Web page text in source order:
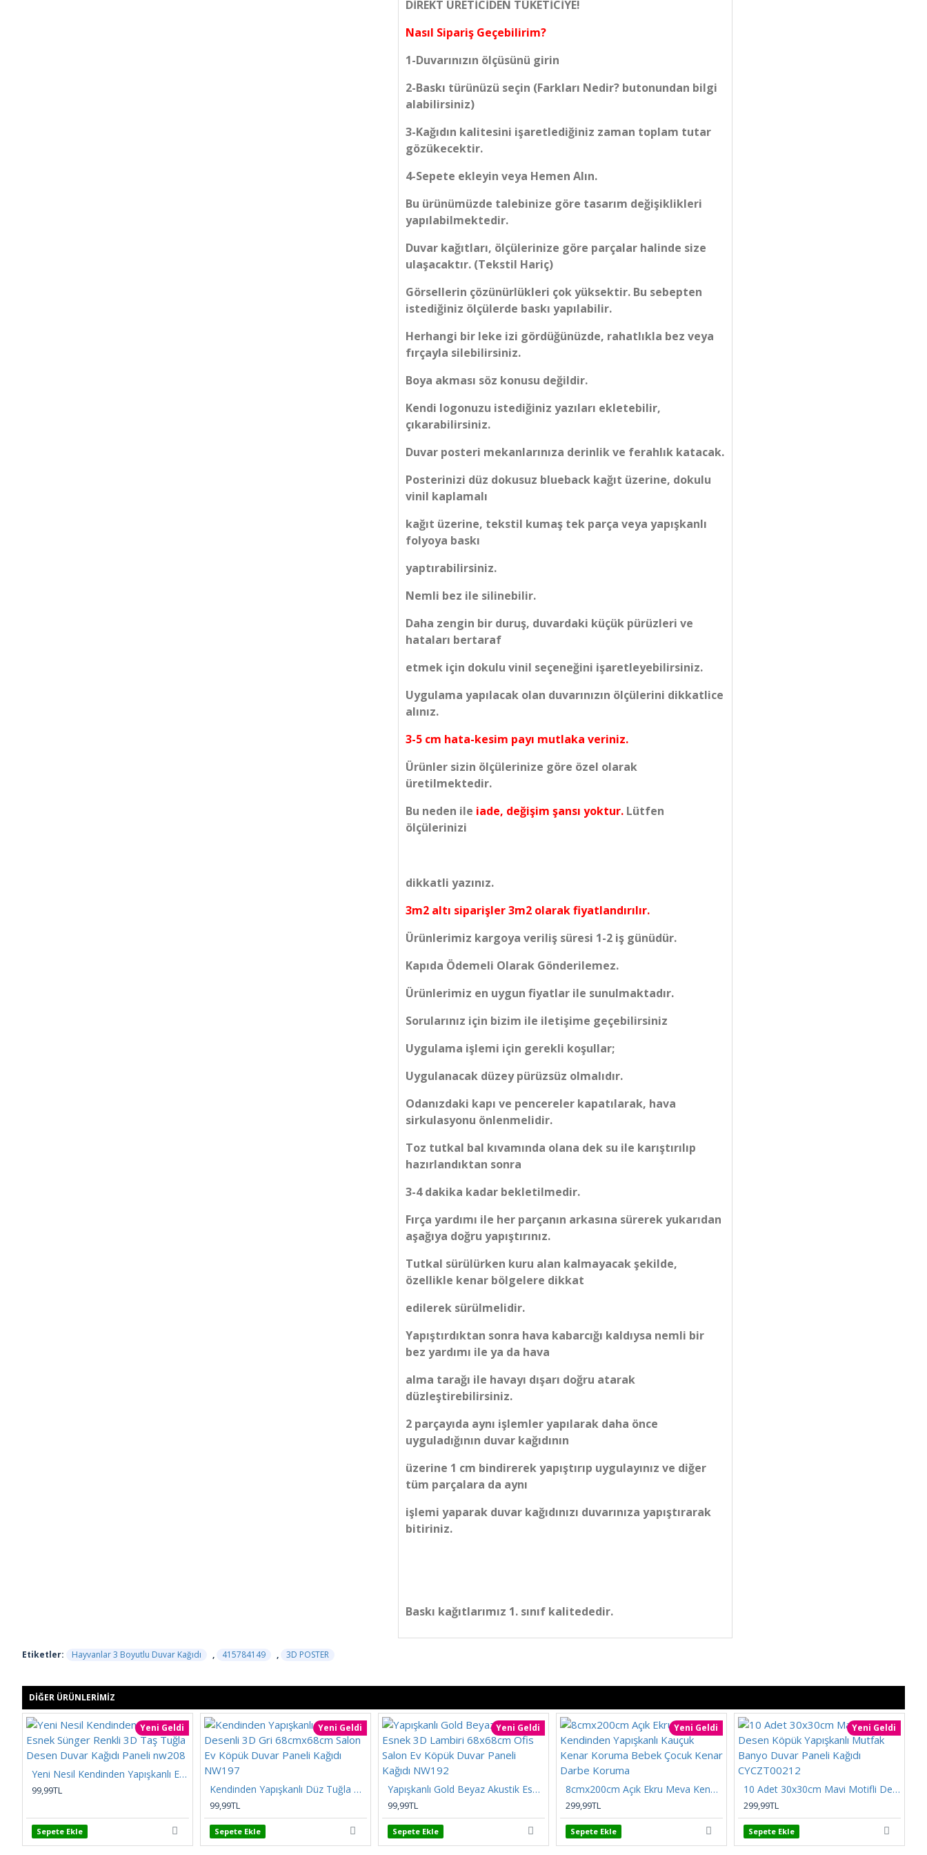
DİREKT ÜRETİCİDEN TÜKETİCİYE!
Nasıl Sipariş Geçebilirim?
1-Duvarınızın ölçüsünü girin
2-Baskı türünüzü seçin (Farkları Nedir? butonundan bilgi
alabilirsiniz)
3-Kağıdın kalitesini işaretlediğiniz zaman toplam tutar
gözükecektir.
4-Sepete ekleyin veya Hemen Alın.
Bu ürünümüzde talebinize göre tasarım değişiklikleri
yapılabilmektedir.
Duvar kağıtları, ölçülerinize göre parçalar halinde size
ulaşacaktır. (Tekstil Hariç)
Görsellerin çözünürlükleri çok yüksektir. Bu sebepten
istediğiniz ölçülerde baskı yapılabilir.
Herhangi bir leke izi gördüğünüzde, rahatlıkla bez veya
fırçayla silebilirsiniz.
Boya akması söz konusu değildir.
Kendi logonuzu istediğiniz yazıları ekletebilir,
çıkarabilirsiniz.
Duvar posteri mekanlarınıza derinlik ve ferahlık katacak.
Posterinizi düz dokusuz blueback kağıt üzerine, dokulu
vinil kaplamalı
kağıt üzerine, tekstil kumaş tek parça veya yapışkanlı
folyoya baskı
yaptırabilirsiniz.
Nemli bez ile silinebilir.
Daha zengin bir duruş, duvardaki küçük pürüzleri ve
hataları bertaraf
etmek için dokulu vinil seçeneğini işaretleyebilirsiniz.
Uygulama yapılacak olan duvarınızın ölçülerini dikkatlice
alınız.
3-5 cm hata-kesim payı mutlaka veriniz.
Ürünler sizin ölçülerinize göre özel olarak
üretilmektedir.
Bu neden ile iade, değişim şansı yoktur. Lütfen
ölçülerinizi
dikkatli yazınız.
3m2 altı siparişler 3m2 olarak fiyatlandırılır.
Ürünlerimiz kargoya veriliş süresi 1-2 iş günüdür.
Kapıda Ödemeli Olarak Gönderilemez.
Ürünlerimiz en uygun fiyatlar ile sunulmaktadır.
Sorularınız için bizim ile iletişime geçebilirsiniz
Uygulama işlemi için gerekli koşullar;
Uygulanacak düzey pürüzsüz olmalıdır.
Odanızdaki kapı ve pencereler kapatılarak, hava
sirkulasyonu önlenmelidir.
Toz tutkal bal kıvamında olana dek su ile karıştırılıp
hazırlandıktan sonra
3-4 dakika kadar bekletilmedir.
Fırça yardımı ile her parçanın arkasına sürerek yukarıdan
aşağıya doğru yapıştırınız.
Tutkal sürülürken kuru alan kalmayacak şekilde,
özellikle kenar bölgelere dikkat
edilerek sürülmelidir.
Yapıştırdıktan sonra hava kabarcığı kaldıysa nemli bir
bez yardımı ile ya da hava
alma tarağı ile havayı dışarı doğru atarak
düzleştirebilirsiniz.
2 parçayıda aynı işlemler yapılarak daha önce
uyguladığının duvar kağıdının
üzerine 1 cm bindirerek yapıştırıp uygulayınız ve diğer
tüm parçalara da aynı
işlemi yaparak duvar kağıdınızı duvarınıza yapıştırarak
bitiriniz.
Baskı kağıtlarımız 1. sınıf kalitededir.
Etiketler: Hayvanlar 3 Boyutlu Duvar Kağıdı , 415784149 , 3D POSTER
DIĞER ÜRÜNLERIMIZ
Yeni Geldi
Yeni Nesil Kendinden Yapışkanlı Esnek Sünger Renkli 3D Taş Tuğla Desen Duvar Kağıdı Paneli nw208
99,99TL
Sepete Ekle
Yeni Geldi
Kendinden Yapışkanlı Düz Tuğla Desenli 3D Gri 68cmx68cm Salon Ev Köpük Duvar Paneli Kağıdı NW197
99,99TL
Sepete Ekle
Yeni Geldi
Yapışkanlı Gold Beyaz Akustik Esnek 3D Lambiri 68x68cm Ofis Salon Ev Köpük Duvar Paneli Kağıdı NW192
99,99TL
Sepete Ekle
Yeni Geldi
8cmx200cm Açık Ekru Meva Kendinden Yapışkanlı Kauçuk Kenar Koruma Bebek Çocuk Kenar Darbe Koruma
299,99TL
Sepete Ekle
Yeni Geldi
10 Adet 30x30cm Mavi Motifli Desen Köpük Yapışkanlı Mutfak Banyo Duvar Paneli Kağıdı CYCZT00212
299,99TL
Sepete Ekle